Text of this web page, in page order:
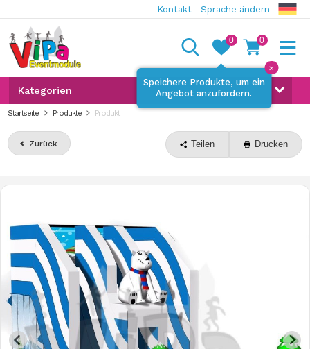
Kontakt Sprache ändern
0
Speichere Produkte, um ein
Angebot anzufordern.
✕
0
Kategorien
Startseite Produkte Produkt
Zurück Teilen Drucken